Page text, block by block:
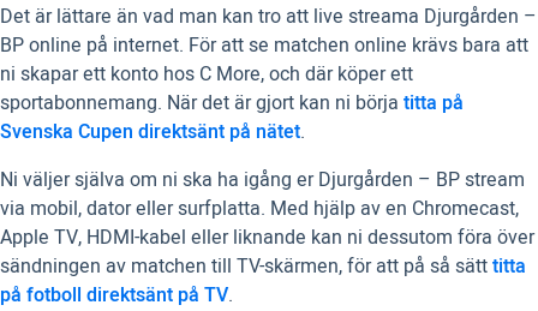
Det är lättare än vad man kan tro att live streama Djurgården –
BP online på internet. För att se matchen online krävs bara att
ni skapar ett konto hos C More, och där köper ett
sportabonnemang. När det är gjort kan ni börja titta på
Svenska Cupen direktsänt på nätet.
Ni väljer själva om ni ska ha igång er Djurgården – BP stream
via mobil, dator eller surfplatta. Med hjälp av en Chromecast,
Apple TV, HDMI-kabel eller liknande kan ni dessutom föra över
sändningen av matchen till TV-skärmen, för att på så sätttitta
på fotboll direktsänt på TV.